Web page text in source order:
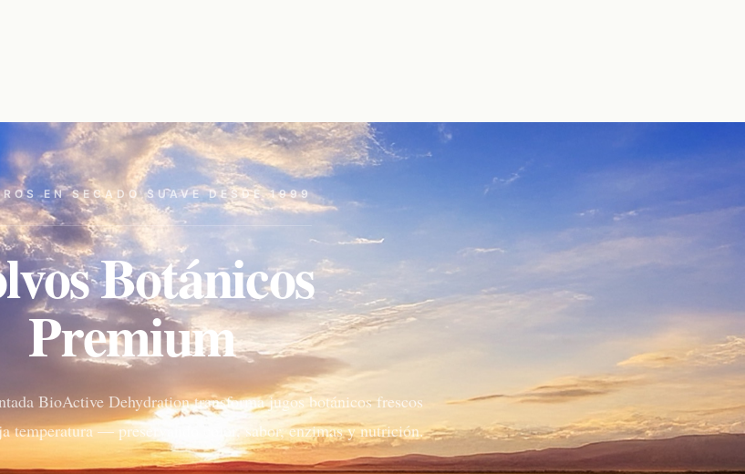
EN SECADO SUAVE DESDE 1999
Botánicos
Premium
BioActive Dehydration transforma jugos botánicos frescos
temperatura — preservando color, sabor, enzimas y nutrición.